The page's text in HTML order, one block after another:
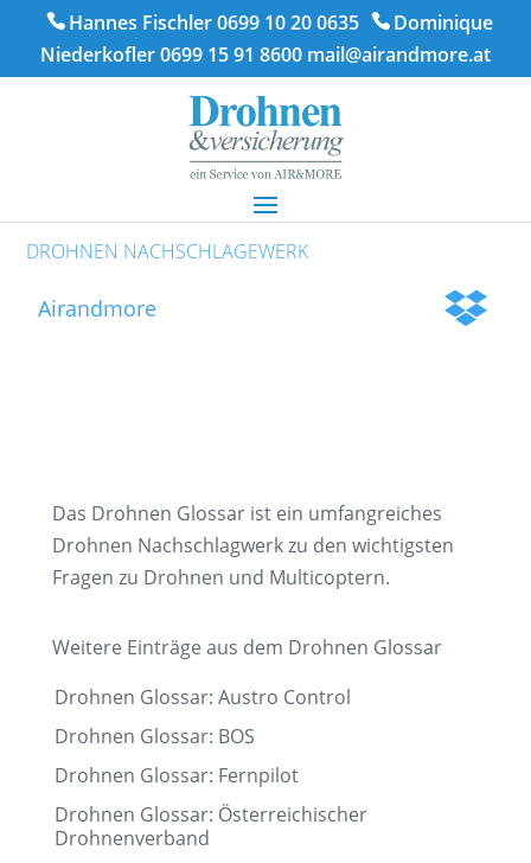
Hannes Fischler 0699 10 20 0635
Dominique
Niederkofler 0699 15 91 8600 mail@airandmore.at
DROHNEN NACHSCHLAGEWERK
Airandmore
Das Drohnen Glossar ist ein umfangreiches
Drohnen Nachschlagwerk zu den wichtigsten
Fragen zu Drohnen und Multicoptern.
Weitere Einträge aus dem Drohnen Glossar
Drohnen Glossar: Austro Control
Drohnen Glossar: BOS
Drohnen Glossar: Fernpilot
Drohnen Glossar: Österreichischer
Drohnenverband